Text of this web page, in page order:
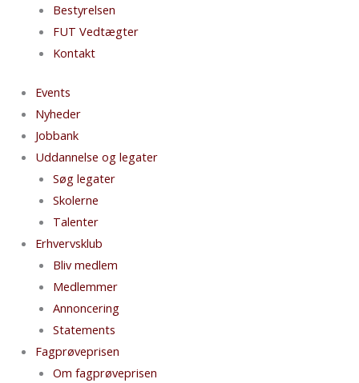
Bestyrelsen
FUT Vedtægter
Kontakt
Events
Nyheder
Jobbank
Uddannelse og legater
Søg legater
Skolerne
Talenter
Erhvervsklub
Bliv medlem
Medlemmer
Annoncering
Statements
Fagprøveprisen
Om fagprøveprisen